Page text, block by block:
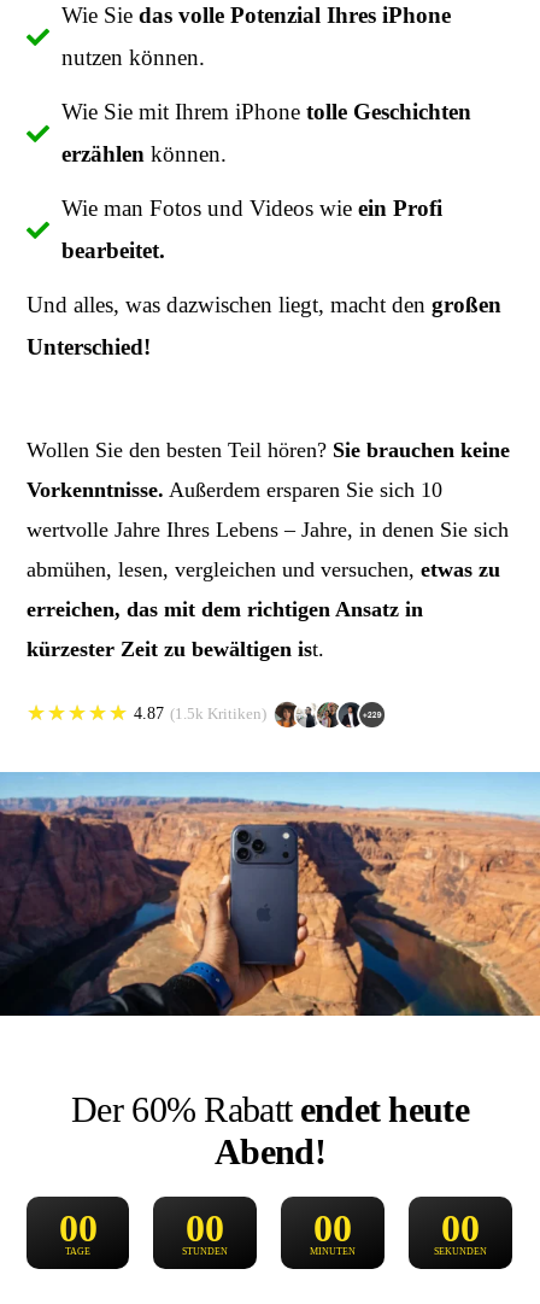
Wie Siedas volle Potenzial Ihres iPhone
nutzen können.
Wie Sie mit Ihrem iPhonetolle Geschichten
erzählenkönnen.
Wie man Fotos und Videos wieein Profi
bearbeitet.
Und alles, was dazwischen liegt, macht dengroßen
Unterschied!
Wollen Sie den besten Teil hören? Sie brauchen keine
Vorkenntnisse. Außerdem ersparen Sie sich 10
wertvolle Jahre Ihres Lebens – Jahre, in denen Sie sich
abmühen, lesen, vergleichen und versuchen,etwas zu
erreichen, das mit dem richtigen Ansatz in
kürzester Zeit zu bewältigen ist.
★★★★★ 4.87 (1.5k Kritiken)
Der 60% Rabatt endet heute
Abend!
00
TAGE
00
STUNDEN
00
MINUTEN
00
SEKUNDEN